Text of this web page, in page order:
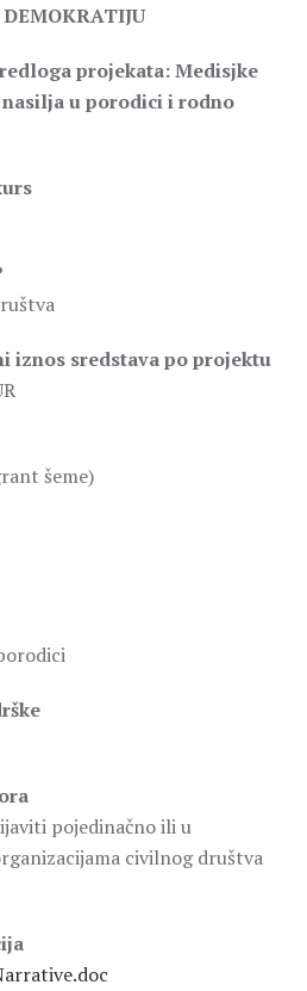
projekata: Medisjke
u porodici i rodno
iznos sredstava po projektu
šeme)
pojedinačno ili u
civilnog društva